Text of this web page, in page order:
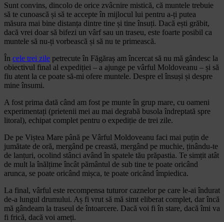
Sunt convins, dincolo de orice zvâcnire mistică, că muntele trebuie
să te cunoască și să te accepte în mijlocul lui pentru a-ți putea
măsura mai bine distanța dintre tine și tine însuți. Dacă ești grăbit,
dacă vrei doar să bifezi un vârf sau un traseu, este foarte posibil ca
muntele să nu-ți vorbească și să nu te primească.
În cele trei zile petrecute în Făgăraș am încercat să nu mă gândesc la
obiectivul final al expediției – a ajunge pe vârful Moldoveanu – și să
fiu atent la ce poate să-mi ofere muntele. Despre el însuși și despre
mine însumi.
A fost prima dată când am fost pe munte în grup mare, cu oameni
experimentați (prietenii mei au mai degrabă busola îndreptată spre
litoral), echipat complet pentru o expediție de trei zile.
De pe Viștea Mare până pe Vârful Moldoveanu faci mai puțin de
jumătate de oră, mergând pe creastă, mergând pe muchie, ținându-te
de lanțuri, ocolind stânci având în spatele tău prăpastia. Te simțit atât
de mult la înălțime încât pământul de sub tine te poate oricând
arunca, se poate oricând mișca, te poate oricând împiedica.
La final, vârful este recompensa tuturor caznelor pe care le-ai îndurat
de-a lungul drumului. Aș fi vrut să mă simt eliberat complet, dar încă
mă gândeam la traseul de întoarcere. Dacă voi fi în stare, dacă îmi va
fi frică, dacă voi ameți.